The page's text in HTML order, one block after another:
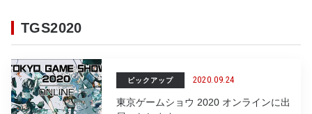
TGS2020
ピックアップ 2020.09.24
東京ゲームショウ 2020 オンラインに出